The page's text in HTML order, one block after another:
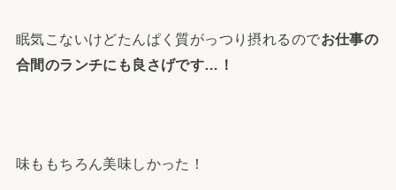
眠気こないけどたんぱく質がっつり摂れるのでお仕事の
合間のランチにも良さげです…！
味ももちろん美味しかった！